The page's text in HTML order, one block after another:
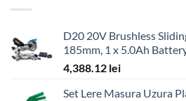
D20 20V Brushless
185mm, 1 x 5.0Ah
4,388.12 lei
Set Lere Masura Uzura